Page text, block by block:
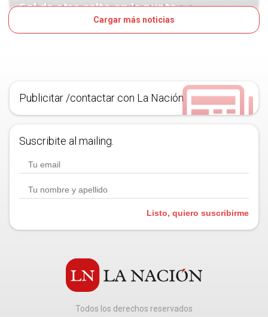
Sol da otro salto en la punta
Cargar más noticias
Publicitar /contactar con La Nación
Suscribite al mailing.
Listo, quiero suscribirme
Todos los derechos reservados